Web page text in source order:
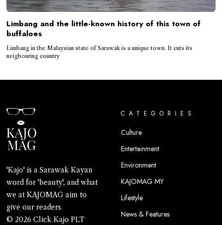
Limbang and the little-known history of this town of
buffaloes
Limbang in the Malaysian state of Sarawak is a unique town. It cuts its
neigbouring country
'Kajo' is a Sarawak Kayan
word for 'beauty', and what
we at KAJOMAG aim to
give our readers.
© 2026 Click Kajo PLT
CATEGORIES
Culture
Entertainment
Environment
KAJOMAG MY
Lifestyle
News & Features